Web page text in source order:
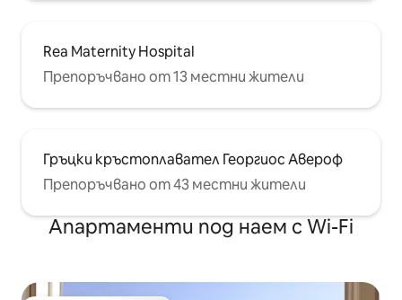
Rea Maternity Hospital
Препоръчвано от 13 местни жители
Гръцки кръстоплавател Георгиос Авероф
Препоръчвано от 43 местни жители
Апартаменти под наем с Wi-Fi